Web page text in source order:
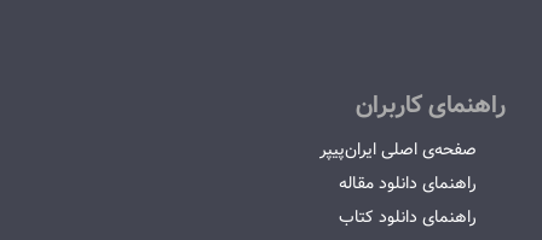
راهنمای کاربران
صفحه‌ی اصلی ایران‌پیپر
راهنمای دانلود مقاله
راهنمای دانلود کتاب